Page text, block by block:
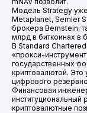
Модель Strategy
Metaplanet, Semler
брокера Bernstein,
млрд в биткоинах в
В Standard
«прокси-
государственных
криптовалютой. Это
цифрового
Финансовая
институциональный
криптовалютные